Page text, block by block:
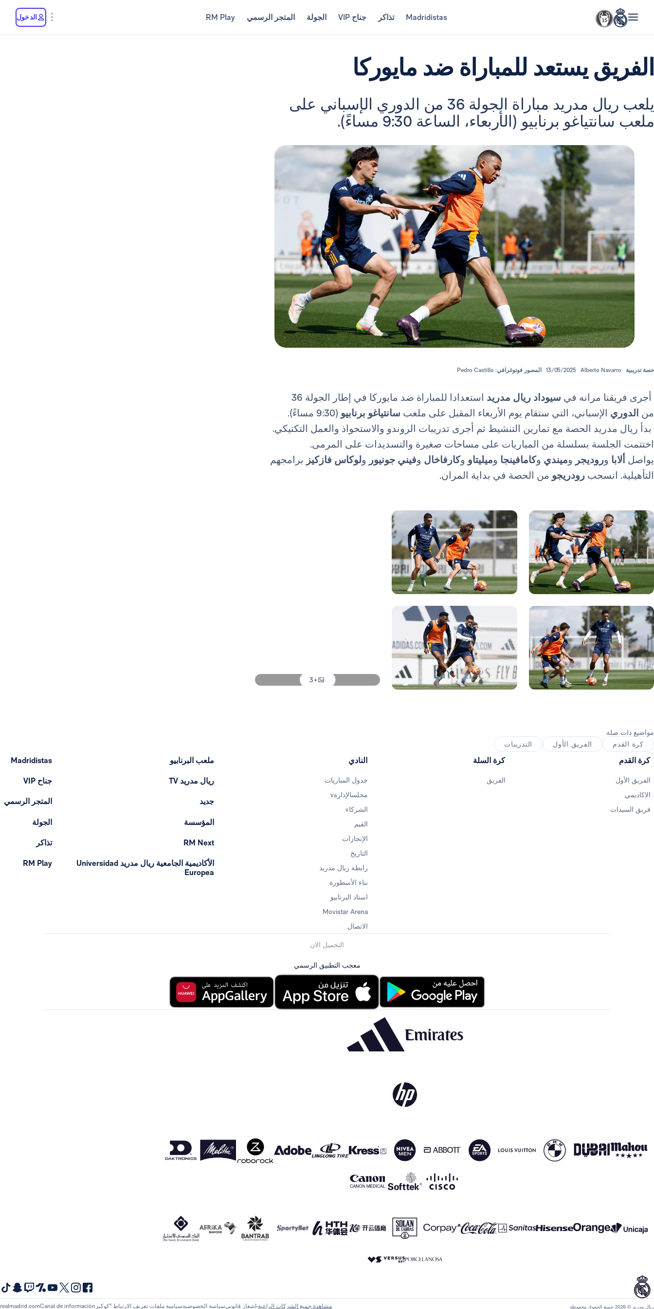
Madridistas تذاكر جناح VIP الجولة المتجر الرسمي RM Play الدخول
الفريق يستعد للمباراة ضد مايوركا
يلعب ريال مدريد مباراة الجولة 36 من الدوري الإسباني على
ملعب سانتياغو برنابيو (الأربعاء، الساعة 9:30 مساءً).
حصة تدريبية 13/05/2025 Alberto Navarro المصور فوتوغرافي: Pedro Castillo
أجرى فريقنا مرانه في سيوداد ريال مدريد
استعدادا للمباراة ضد مايوركا في إطار الجولة 36
من الدوري الإسباني، التي ستقام يوم الأربعاء المقبل على ملعب سانتياغو برنابيو (9:30 مساءً).
بدأ ريال مدريد الحصة مع تمارين التنشيط ثم أجرى تدريبات الروندو والاستحواذ والعمل التكتيكي.
اختتمت الجلسة بسلسلة من المباريات على مساحات صغيرة والتسديدات على المرمى.
يواصل ألابا وروديجر وميندي وكامافينجا وميليتاو وكارفاخال وفيني جونيور ولوكاس فازكيز برامجهم
التأهيلية. انسحب رودريجو من الحصة في بداية المران.
+3
مواضيع ذات صلة
كرة القدم
الفريق الأول التدريبات
كرة القدم
الفريق الأول
الاكاديمي
فريق السيدات
كرة السلة
الفريق
النادي
جدول المباريات
مجلسالإدارةv
الشركاء
القيم
الإنجازات
التاريخ
رابطة ريال مدريد
بناء الأسطورة
استاد البرنابيو
Movistar Arena
الاتصال
ملعب البرنابيو
ريال مدريد TV
جديد
المؤسسة
RM Next
الأكاديمية الجامعية ريال مدريد Universidad
Europea
Madridistas
جناح VIP
المتجر الرسمي
الجولة
تذاكر
RM Play
التحميل الان
معجب التطبيق الرسمي
ريال مدريد © 2026 جميع الحقوق محفوظة مشاهدة جميع الشركات الراعية إشعار قانونيسياسة الخصوصيةسياسة ملفات تعريف الارتباط "كوكيز Canal de información
realmadrid.com